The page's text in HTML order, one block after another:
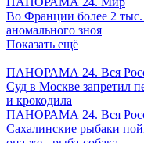
Во Франции более 2 тыс.
аномального зноя
Показать ещё
ПАНОРАМА 24. Вся
Суд в Москве запретил
и крокодила
ПАНОРАМА 24. Вся
Сахалинские рыбаки